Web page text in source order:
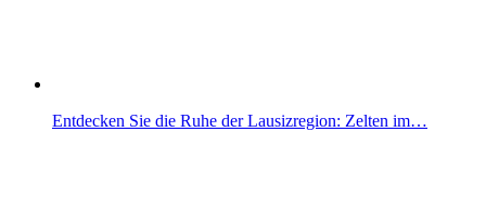
Entdecken Sie die Ruhe der Lausizregion: Zelten im…